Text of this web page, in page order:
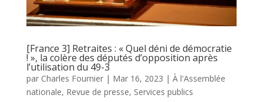
[France 3] Retraites : « Quel déni de démocratie
! », la colère des députés d’opposition après
l’utilisation du 49-3
par Charles Fournier| Mar 16, 2023 | À l'Assemblée
nationale, Revue de presse, Services publics